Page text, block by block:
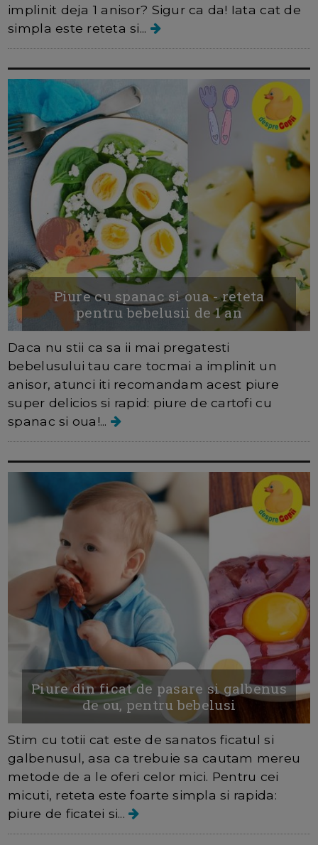
implinit deja 1 anisor? Sigur ca da! Iata cat de
simpla este reteta si...
Piure cu spanac si oua - reteta
pentru bebelusii de 1 an
Daca nu stii ca sa ii mai pregatesti
bebelusului tau care tocmai a implinit un
anisor, atunci iti recomandam acest piure
super delicios si rapid: piure de cartofi cu
spanac si oua!...
Piure din ficat de pasare si galbenus
de ou, pentru bebelusi
Stim cu totii cat este de sanatos ficatul si
galbenusul, asa ca trebuie sa cautam mereu
metode de a le oferi celor mici. Pentru cei
micuti, reteta este foarte simpla si rapida:
piure de ficatei si...